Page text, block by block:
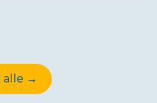
alle →